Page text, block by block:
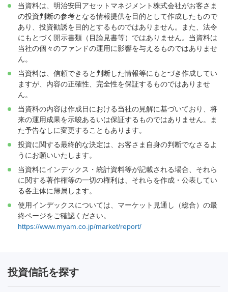
当資料は、明治安田アセットマネジメント株式会社がお客さま
の投資判断の参考となる情報提供を目的として作成したもので
あり、投資勧誘を目的とするものではありません。また、法令
にもとづく開示書類（目論見書等）ではありません。当資料は
当社の個々のファンドの運用に影響を与えるものではありませ
ん。
当資料は、信頼できると判断した情報等にもとづき作成してい
ますが、内容の正確性、完全性を保証するものではありませ
ん。
当資料の内容は作成日における当社の見解に基づいており、将
来の運用成果を示唆あるいは保証するものではありません。ま
た予告なしに変更することもあります。
投資に関する最終的な決定は、お客さま自身の判断でなさるよ
うにお願いいたします。
当資料にインデックス・統計資料等が記載される場合、それら
に関する著作権等の一切の権利は、それらを作成・公表してい
る各主体に帰属します。
使用インデックスについては、マーケット見通し（総合）の最
終ページをご確認ください。
https://www.myam.co.jp/market/report/
投資信託を探す